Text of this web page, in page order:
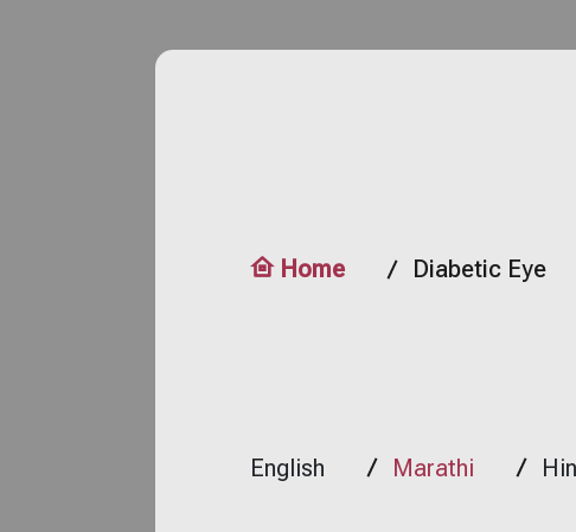
Home Diabetic Eye
English Marathi